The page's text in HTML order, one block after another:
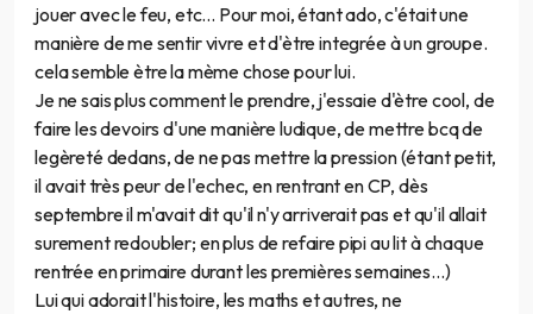
jouer avec le feu, etc... Pour moi, étant ado, c'était une
manière de me sentir vivre et d'ètre integrée à un groupe.
cela semble ètre la mème chose pour lui.
Je ne sais plus comment le prendre, j'essaie d'ètre cool, de
faire les devoirs d'une manière ludique, de mettre bcq de
legèreté dedans, de ne pas mettre la pression (étant petit,
il avait très peur de l'echec, en rentrant en CP, dès
septembre il m'avait dit qu'il n'y arriverait pas et qu'il allait
surement redoubler; en plus de refaire pipi au lit à chaque
rentrée en primaire durant les premières semaines...)
Lui qui adorait l'histoire, les maths et autres, ne